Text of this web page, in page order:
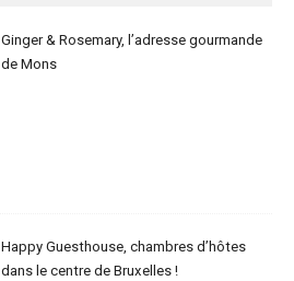
Ginger & Rosemary, l’adresse gourmande
de Mons
Happy Guesthouse, chambres d’hôtes
dans le centre de Bruxelles !